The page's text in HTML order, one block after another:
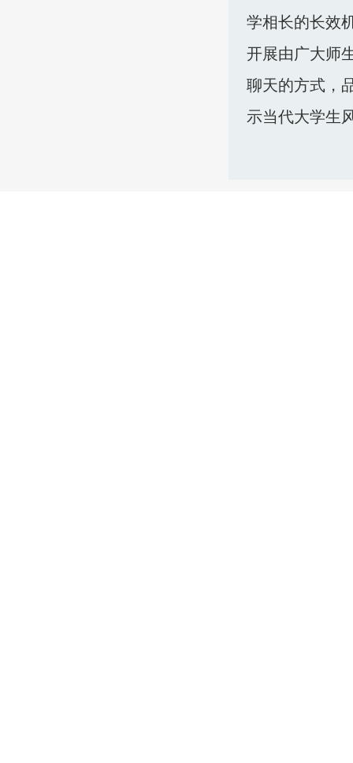
学相长的长效
开展由广大师
聊天的方式，
示当代大学生